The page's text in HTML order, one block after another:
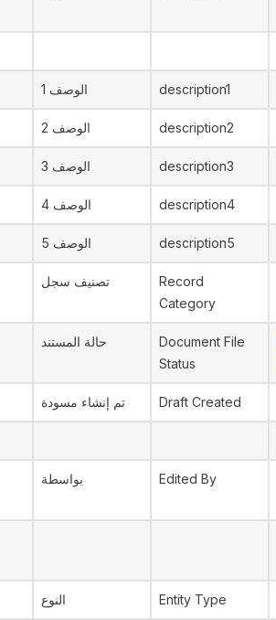
الوصف 1 description1
الوصف 2 description2
الوصف 3 description3
الوصف 4 description4
الوصف 5 description5
تصنيف سجل
Record
Category
حالة المستند
Document File
Status
تم إنشاء مسودة Draft Created
بواسطة Edited By
النوع Entity Type